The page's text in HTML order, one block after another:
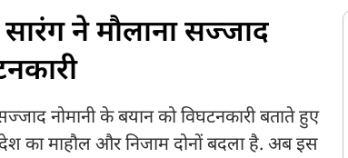
सारंग ने मौलाना सज्जाद
नोमानी के बयान को विघटनकारी बताते हुए
देश का माहौल और निजाम दोनों बदला है. अब इस